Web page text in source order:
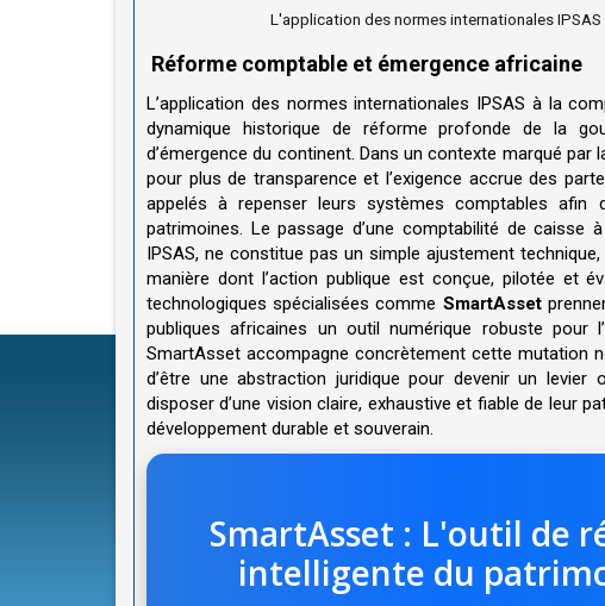
L'application des normes internationales
Réforme comptable et émergence africaine
L’application des normes internationales IPSAS à la
dynamique historique de réforme profonde de la
d’émergence du continent. Dans un contexte marqué
pour plus de transparence et l’exigence accrue des
appelés à repenser leurs systèmes comptables
patrimoines. Le passage d’une comptabilité de caisse
IPSAS, ne constitue pas un simple ajustement
manière dont l’action publique est conçue, pilotée et
technologiques spécialisées comme SmartAsset
publiques africaines un outil numérique robuste pour
SmartAsset accompagne concrètement cette mutation
d’être une abstraction juridique pour devenir un
disposer d’une vision claire, exhaustive et fiable de leur
développement durable et souverain.
SmartAsset : L'outil de
intelligente du